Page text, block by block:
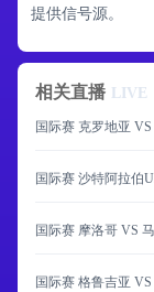
提供信号源。
相关直播 LIVE
国际赛 克罗地亚
国际赛 沙特阿拉伯
国际赛 摩洛哥 VS
国际赛 格鲁吉亚